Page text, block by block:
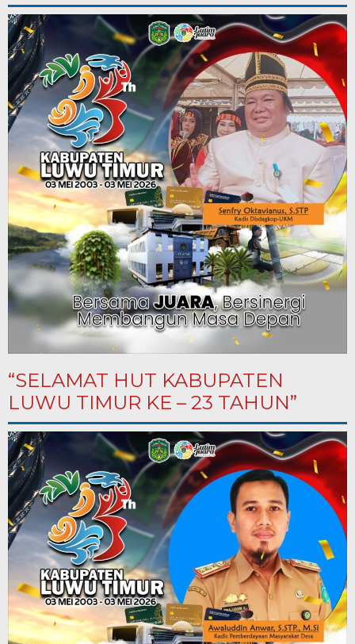
“SELAMAT HUT KABUPATEN
LUWU TIMUR KE – 23 TAHUN”